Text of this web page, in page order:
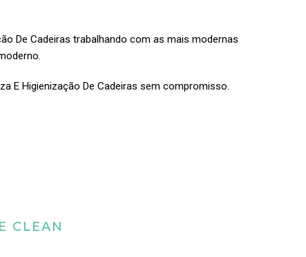
De Cadeiras trabalhando com as mais modernas
E Higienização De Cadeiras sem compromisso.
CLEAN